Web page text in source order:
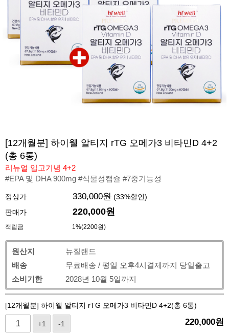
[12개월분] 하이웰 알티지 rTG 오메가3 비타민D 4+2
(총 6통)
리뉴얼 입고기념 4+2
#EPA 및 DHA 900mg #식물성캡슐 #7중기능성
정상가 330,000원 (33%할인)
판매가
220,000원
적립금 1%(2200원)
원산지
뉴질랜드
배송
무료배송 / 평일 오후4시결제까지 당일출고
소비기한
2028년 10월 5일까지
[12개월분] 하이웰 알티지 rTG 오메가3 비타민D 4+2(총 6통)
+1 -1 220,000원